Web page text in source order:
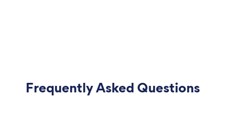
Frequently Asked Questions